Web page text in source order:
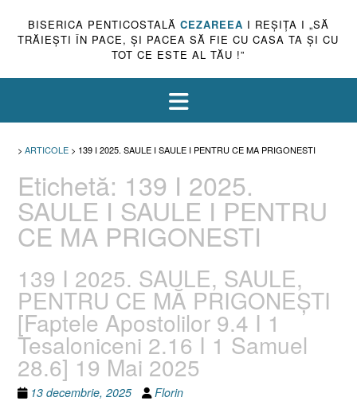
BISERICA PENTICOSTALĂ CEZAREEA I REŞIŢA I „SĂ
TRĂIEŞTI ÎN PACE, ŞI PACEA SĂ FIE CU CASA TA ŞI CU
TOT CE ESTE AL TĂU !”
> ARTICOLE > 139 I 2025. SAULE I SAULE I PENTRU CE MA PRIGONESTI
Etichetă: 139 I 2025.
SAULE I SAULE I PENTRU
CE MA PRIGONESTI
139 I 2025. SAULE, SAULE,
PENTRU CE MĂ PRIGONEȘTI
[Faptele Apostolilor 9.4 I 1
Tesaloniceni 2.16 I 1 Samuel
28.6] 19 Mai 2025
13 decembrie, 2025 Florin